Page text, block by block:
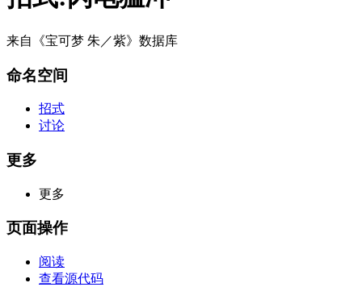
来自《宝可梦 朱／紫》数据库
命名空间
招式
讨论
更多
更多
页面操作
阅读
查看源代码